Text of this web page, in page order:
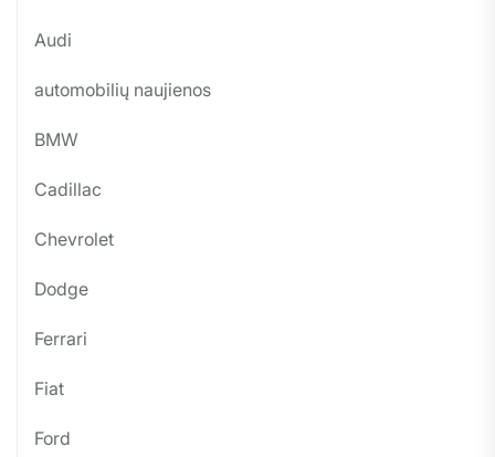
Audi
automobilių naujienos
BMW
Cadillac
Chevrolet
Dodge
Ferrari
Fiat
Ford